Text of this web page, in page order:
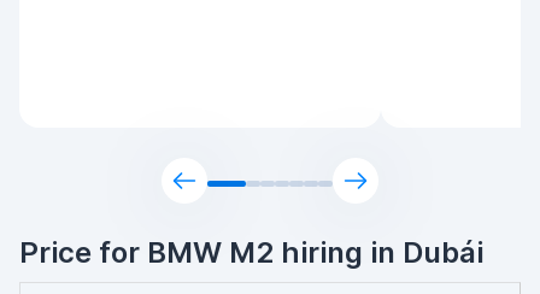
Price for BMW M2 hiring in Dubái